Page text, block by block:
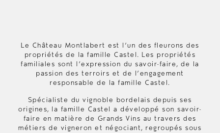
Le Château Montlabert est l’un des fleurons des
propriétés de la famille Castel. Les propriétés
familiales sont l’expression du savoir-faire, de la
passion des terroirs et de l’engagement
responsable de la famille Castel.
Spécialiste du vignoble bordelais depuis ses
origines, la famille Castel a développé son savoir-
faire en matière de Grands Vins au travers des
métiers de vigneron et négociant, regroupés sous